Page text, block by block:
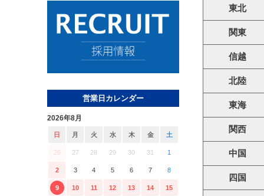
営業日カレンダー
2026年8月
日 月 火 水 木 金 土
26 27 28 29 30 31 1
2 3 4 5 6 7 8
9 10 11 12 13 14 15
東北
関東
信越
北陸
東海
関西
中国
四国